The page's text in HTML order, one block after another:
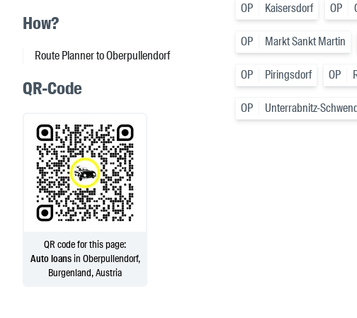
How?
Route Planner to Oberpullendorf
QR-Code
QR code for this page:
Auto loansin Oberpullendorf,
Burgenland, Austria
OP Kaisersdorf OP
OP Markt Sankt Martin
OP Piringsdorf OP
OP Unterrabnitz-